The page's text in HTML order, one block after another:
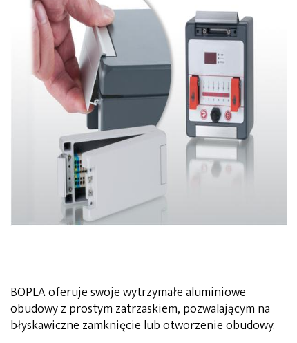
BOPLA oferuje swoje wytrzymałe aluminiowe
obudowy z prostym zatrzaskiem, pozwalającym na
błyskawiczne zamknięcie lub otworzenie obudowy.